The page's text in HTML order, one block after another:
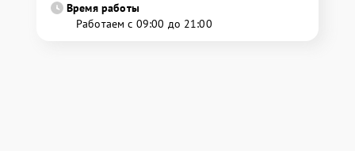
Время работы
Работаем с 09:00 до 21:00